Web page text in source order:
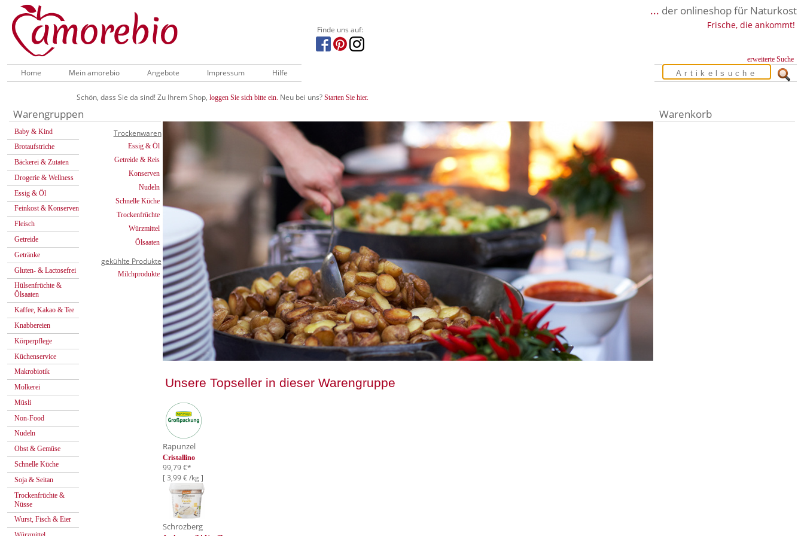
Finde uns auf:
... der onlineshop für Naturkost
Frische, die ankommt!
erweiterte Suche
Home Mein amorebio Angebote Impressum Hilfe
Schön, dass Sie da sind! Zu Ihrem Shop, loggen Sie sich bitte ein. Neu bei uns? Starten Sie hier.
Warengruppen
Baby & Kind
Brotaufstriche
Bäckerei & Zutaten
Drogerie & Wellness
Essig & Öl
Feinkost & Konserven
Fleisch
Getreide
Getränke
Gluten- & Lactosefrei
Hülsenfrüchte &
Ölsaaten
Kaffee, Kakao & Tee
Knabbereien
Körperpflege
Küchenservice
Makrobiotik
Molkerei
Müsli
Non-Food
Nudeln
Obst & Gemüse
Schnelle Küche
Soja & Seitan
Trockenfrüchte &
Nüsse
Wurst, Fisch & Eier
Trockenwaren
Essig & Öl
Getreide & Reis
Konserven
Nudeln
Schnelle Küche
Trockenfrüchte
Würzmittel
Ölsaaten
gekühlte Produkte
Milchprodukte
Warenkorb
Unsere Topseller in dieser Warengruppe
Rapunzel
Cristallino
99,79 €*
[ 3,99 € /kg ]
Schrozberg